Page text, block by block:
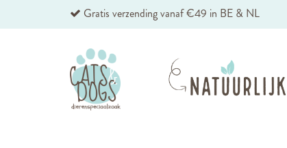
Ga
de
inhoud
Gratis verzending vanaf €49 in BE & NL